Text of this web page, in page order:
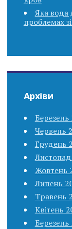
Яка вода
проблемах
Архіви
Березень
Червень
Грудень
Жовтень
Липень
Травень
Квітень
Березень